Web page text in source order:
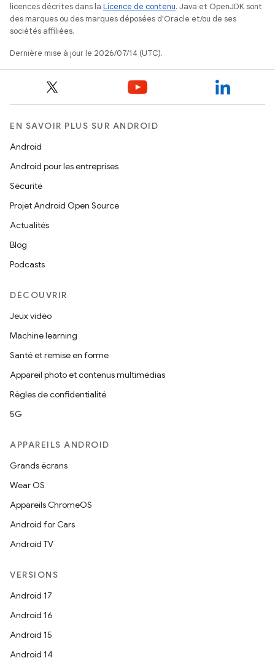
licences décrites dans la Licence de contenu. Java et OpenJDK sont
des marques ou des marques déposées d'Oracle et/ou de ses
sociétés affiliées.
Dernière mise à jour le 2026/07/14 (UTC).
EN SAVOIR PLUS SUR ANDROID
Android
Android pour les entreprises
Sécurité
Projet Android Open Source
Actualités
Blog
Podcasts
DÉCOUVRIR
Jeux vidéo
Machine learning
Santé et remise en forme
Appareil photo et contenus multimédias
Règles de confidentialité
5G
APPAREILS ANDROID
Grands écrans
Wear OS
Appareils ChromeOS
Android for Cars
Android TV
VERSIONS
Android 17
Android 16
Android 15
Android 14